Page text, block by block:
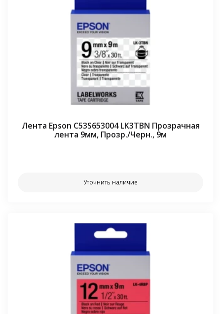
Лента Epson C53S653004 LK3TBN Прозрачная
лента 9мм, Прозр./Черн., 9м
Уточнить наличие